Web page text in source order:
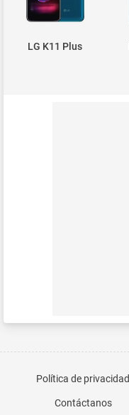
LG K11 Plus
Política de privacidad
Contáctanos